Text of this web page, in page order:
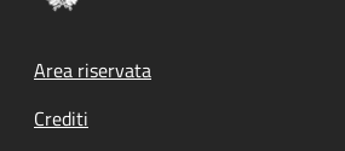
Footer menu
Area riservata
Crediti